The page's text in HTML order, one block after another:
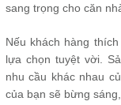
sang trọng cho căn
Nếu khách hàng
lựa chọn tuyệt vời.
nhu cầu khác nhau
của bạn sẽ bừng